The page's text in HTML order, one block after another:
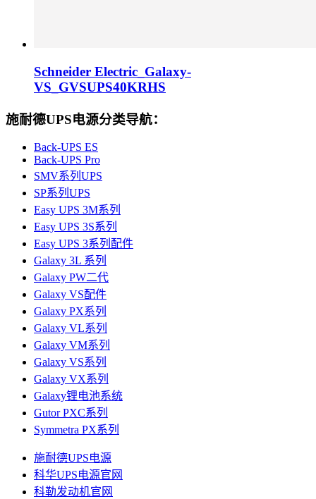
Schneider Electric_Galaxy-
VS_GVSUPS40KRHS
施耐德UPS电源分类导航：
Back-UPS ES
Back-UPS Pro
SMV系列UPS
SP系列UPS
Easy UPS 3M系列
Easy UPS 3S系列
Easy UPS 3系列配件
Galaxy 3L 系列
Galaxy PW二代
Galaxy VS配件
Galaxy PX系列
Galaxy VL系列
Galaxy VM系列
Galaxy VS系列
Galaxy VX系列
Galaxy锂电池系统
Gutor PXC系列
Symmetra PX系列
施耐德UPS电源
科华UPS电源官网
科勒发动机官网